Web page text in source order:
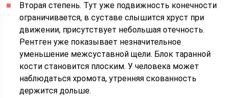
Вторая степень. Тут уже подвижность конечности
ограничивается, в суставе слышится хруст при
движении, присутствует небольшая отечность.
Рентген уже показывает незначительное
уменьшение межсуставной щели. Блок таранной
кости становится плоским. У человека может
наблюдаться хромота, утренняя скованность
держится дольше.